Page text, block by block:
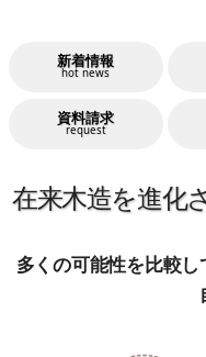
新着情報
hot news
資料請求
request
在来木造を進化
多くの可能性を比較